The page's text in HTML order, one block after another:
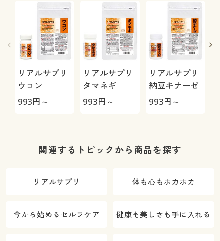
リアルサプリ
ウコン
993円～
リアルサプリ
タマネギ
993円～
リアルサプリ
納豆キナーゼ
993円～
関連するトピックから商品を探す
リアルサプリ 体も心もホカホカ
今から始めるセルフケア 健康も美しさも手に入れる